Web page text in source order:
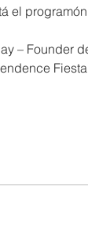
el
– Founder